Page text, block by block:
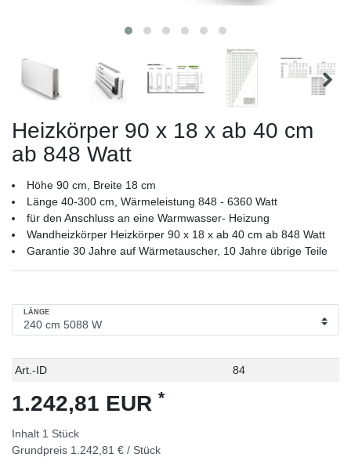
Heizkörper 90 x 18 x ab 40 cm
ab 848 Watt
Höhe 90 cm, Breite 18 cm
Länge 40-300 cm, Wärmeleistung 848 - 6360 Watt
für den Anschluss an eine Warmwasser- Heizung
Wandheizkörper Heizkörper 90 x 18 x ab 40 cm ab 848 Watt
Garantie 30 Jahre auf Wärmetauscher, 10 Jahre übrige Teile
LÄNGE
Technisches
Wert
Art.-ID 84
1.242,81 EUR *
Inhalt 1 Stück
Grundpreis 1.242,81 € / Stück